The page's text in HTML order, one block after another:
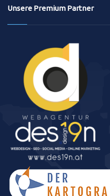
Unsere Premium Partner